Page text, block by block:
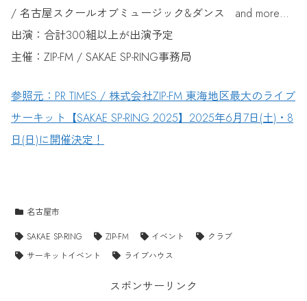
/ 名古屋スクールオブミュージック&ダンス and more…
出演：合計300組以上が出演予定
主催：ZIP-FM / SAKAE SP-RING事務局
参照元：PR TIMES / 株式会社ZIP-FM 東海地区最大のライブ
サーキット【SAKAE SP-RING 2025】2025年6月7日(土)・8
日(日)に開催決定！
名古屋市
SAKAE SP-RING
ZIP-FM イベント
クラブ
サーキットイベント
ライブハウス
スポンサーリンク